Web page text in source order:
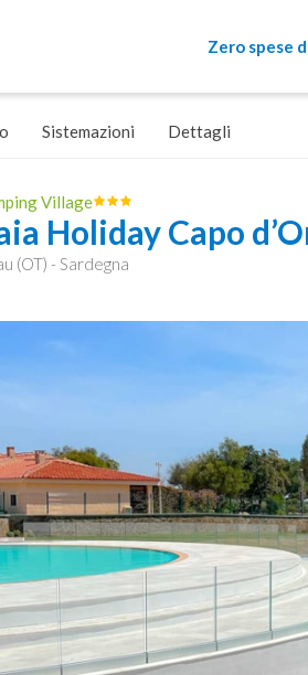
Zero spese
Sistemazioni Dettagli
Village
Holiday Capo
(OT) - Sardegna